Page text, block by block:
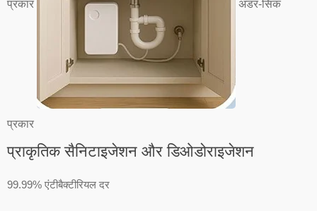
प्रकार अंडर-सिंक
प्रकार
प्राकृतिक सैनिटाइजेशन और डिओडोराइजेशन
99.99% एंटीबैक्टीरियल दर